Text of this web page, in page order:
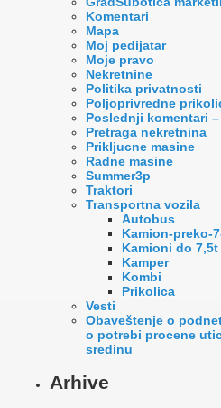
Komentari
Mapa
Moj pedijatar
Moje pravo
Nekretnine
Politika privatnosti
Poljoprivredne
Poslednji komentari
Pretraga nekretnina
Prikljucne masine
Radne masine
Summer3p
Traktori
Transportna vozila
Autobus
Kamion-preko-
Kamioni do 7,5t
Kamper
Kombi
Prikolica
Vesti
Оbaveštenje o
o potrebi procene
sredinu
Arhive